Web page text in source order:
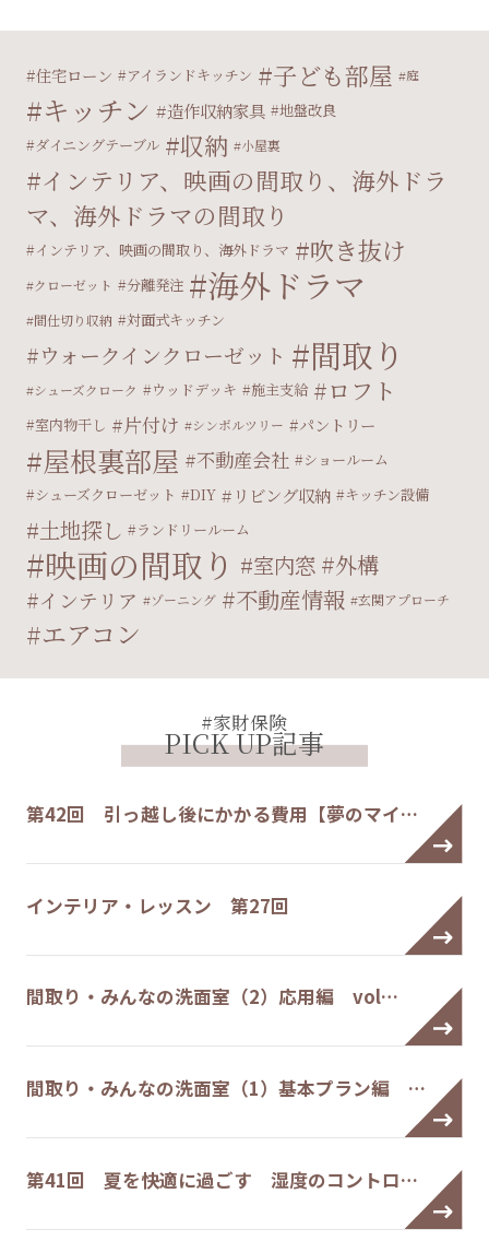
住宅ローン アイランドキッチン 子ども部屋 庭
キッチン 造作収納家具
地盤改良
ダイニングテーブル
収納 小屋裏
インテリア、映画の間取り、海外ドラ
マ、海外ドラマの間取り
インテリア、映画の間取り、海外ドラマ 吹き抜け
クローゼット 分離発注 海外ドラマ
間仕切り収納 対面式キッチン
ウォークインクローゼット 間取り
シューズクローク ウッドデッキ 施主支給 ロフト
室内物干し 片付け シンボルツリー パントリー
屋根裏部屋 不動産会社
ショールーム
シューズクローゼット
DIY リビング収納 キッチン設備
土地探し ランドリールーム
映画の間取り 室内窓 外構
インテリア ゾーニング 不動産情報 玄関アプローチ
エアコン
#家財保険
PICK UP記事
第42回 引っ越し後にかかる費用【夢のマイ…
インテリア・レッスン 第27回
間取り・みんなの洗面室（2）応用編 vol…
間取り・みんなの洗面室（1）基本プラン編 …
第41回 夏を快適に過ごす 湿度のコントロ…